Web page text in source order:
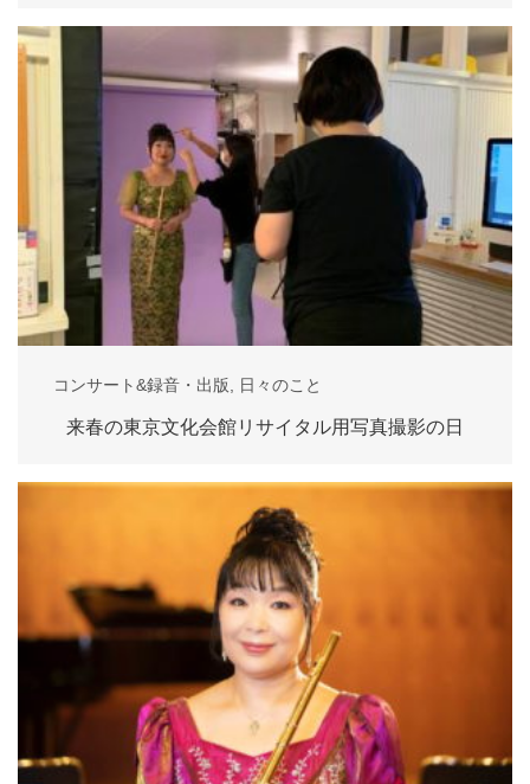
コンサート&録音・出版 日々のこと
来春の東京文化会館リサイタル用写真撮影の日